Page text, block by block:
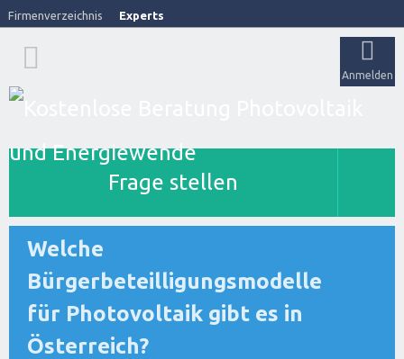
Firmenverzeichnis Experts
Anmelden
Frage stellen
Welche
Bürgerbeteilligungsmodelle
für Photovoltaik gibt es in
Österreich?